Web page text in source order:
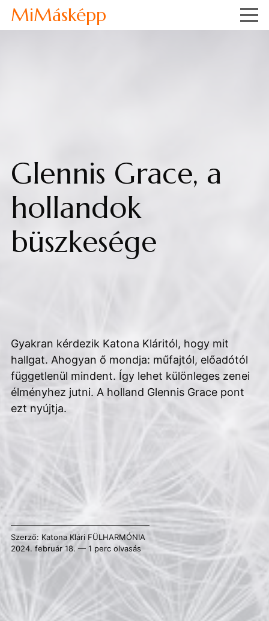
MiMásképp
Glennis Grace, a
hollandok
büszkesége
Gyakran kérdezik Katona Kláritól, hogy mit
hallgat. Ahogyan ő mondja: műfajtól, előadótól
függetlenül mindent. Így lehet különleges zenei
élményhez jutni. A holland Glennis Grace pont
ezt nyújtja.
Szerző: Katona Klári FÜLHARMÓNIA
2024. február 18. — 1 perc olvasás